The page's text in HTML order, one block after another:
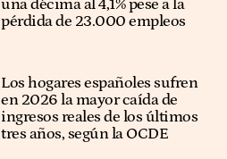
una décima al 4,1% pese a la
pérdida de 23.000 empleos
Los hogares españoles sufren
en 2026 la mayor caída de
ingresos reales de los últimos
tres años, según la OCDE